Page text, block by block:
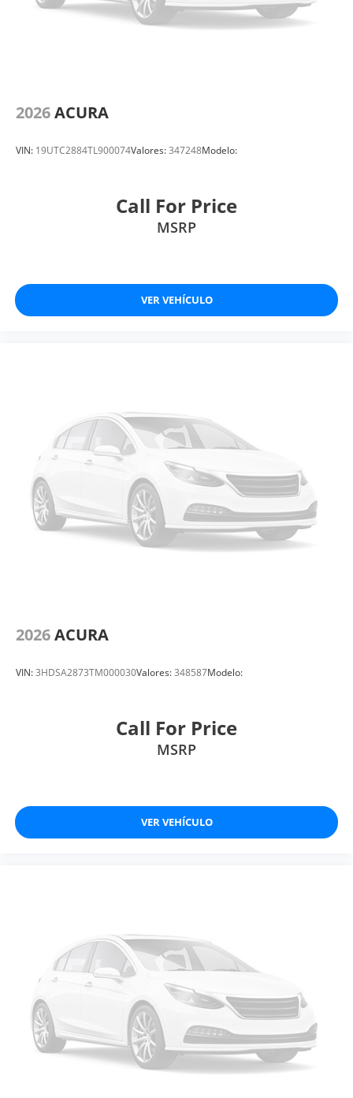
2026ACURA
VIN: 19UTC2884TL900074Valores:347248Modelo:
Call For Price
MSRP
VER VEHÍCULO
2026ACURA
VIN:3HDSA2873TM000030Valores:348587Modelo:
Call For Price
MSRP
VER VEHÍCULO